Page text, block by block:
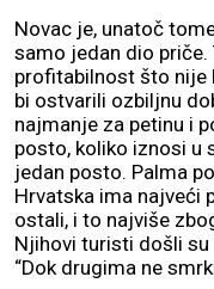
Novac je, unatoč
samo jedan dio
profitabilnost što nije
bi ostvarili ozbiljnu
najmanje za petinu i
posto, koliko iznosi u
jedan posto. Palma
Hrvatska ima najveći
ostali, i to najviše
Njihovi turisti došli su
“Dok drugima ne